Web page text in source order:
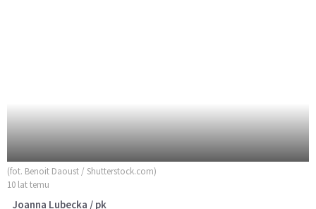
(fot. Benoit Daoust / Shutterstock.com)
10 lat temu
Joanna Lubecka / pk